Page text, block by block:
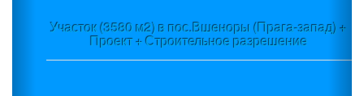
(Прага-запад) +
разрешение
Современная вилла
пос.Пругонице на